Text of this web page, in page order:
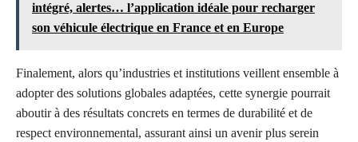
intégré, alertes… l’application idéale pour recharger
son véhicule électrique en France et en Europe
Finalement, alors qu’industries et institutions veillent ensemble à
adopter des solutions globales adaptées, cette synergie pourrait
aboutir à des résultats concrets en termes de durabilité et de
respect environnemental, assurant ainsi un avenir plus serein